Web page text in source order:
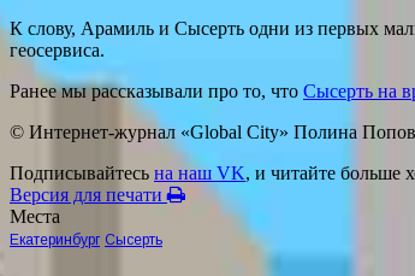
К слову, Арамиль и Сысерть одни из первых
геосервиса.
Ранее мы рассказывали про то, что Сысерть на
© Интернет-журнал «Global City» Полина
Подписывайтесь на наш VK, и читайте больше
Версия для печати
Места
Екатеринбург Сысерть